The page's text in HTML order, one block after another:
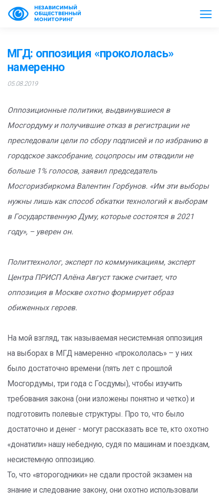
НЕЗАВИСИМЫЙ
ОБЩЕСТВЕННЫЙ
МОНИТОРИНГ
МГД: оппозиция «прокололась»
намеренно
05.08.2019
Оппозиционные политики, выдвинувшиеся в
Мосгордуму и получившие отказ в регистрации не
преследовали цели по сбору подписей и по избранию в
городское заксобрание, соцопросы им отводили не
больше 1% голосов, заявил председатель
Мосгоризбиркома Валентин Горбунов. «Им эти выборы
нужны лишь как способ обкатки технологий к выборам
в Государственную Думу, которые состоятся в 2021
году», – уверен он.
Политтехнолог, эксперт по коммуникациям, эксперт
Центра ПРИСП Алёна Август также считает, что
оппозиция в Москве охотно формирует образ
обиженных героев.
На мой взгляд, так называемая несистемная оппозиция
на выборах в МГД намеренно «прокололась» – у них
было достаточно времени (пять лет с прошлой
Мосгордумы, три года с Госдумы), чтобы изучить
требования закона (они изложены понятно и четко) и
подготовить полевые структуры. Про то, что было
достаточно и денег - могут рассказать все те, кто охотно
«донатили» нашу небедную, судя по машинам и поездкам,
несистемную оппозицию.
То, что «второгодники» не сдали простой экзамен на
знание и следование закону, они охотно использовали